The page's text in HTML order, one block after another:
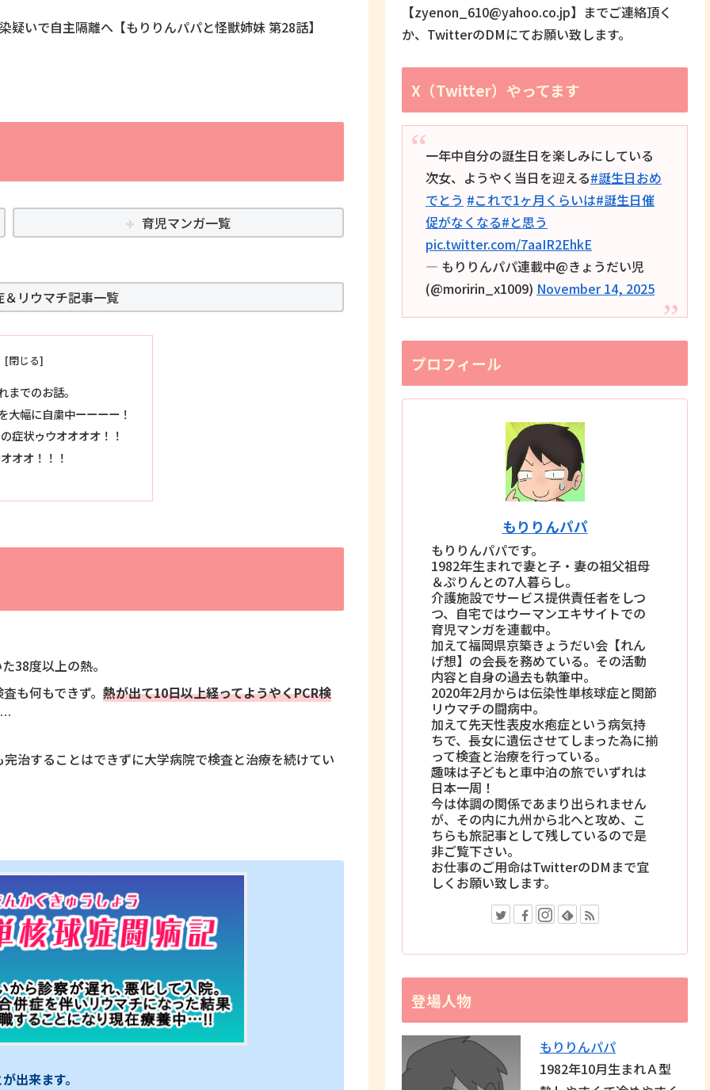
いで自主隔離へ【もりりんパパと怪獣姉妹 第28話】
育児マンガ一覧
リウマチ記事一覧
までのお話。
大幅に自粛中ーーーー！
症状ゥウオオオオ！！
オオ！！！
38度以上の熱。
も何もできず。 熱が出て10日以上経ってようやくPCR検
治することはできずに大学病院で検査と治療を続けてい
出来ます。
【zyenon_610@yahoo.co.jp】までご連絡頂く
か、TwitterのDMにてお願い致します。
X（Twitter）やってます
一年中自分の誕生日を楽しみにしている
次女、ようやく当日を迎える#誕生日おめ
でとう #これで1ヶ月くらいは#誕生日催
促がなくなる#と思う
pic.twitter.com/7aaIR2EhkE
— もりりんパパ連載中@きょうだい児
(@moririn_x1009) November 14, 2025
プロフィール
もりりんパパ
もりりんパパです。
1982年生まれで妻と子・妻の祖父祖母
＆ぷりんとの7人暮らし。
介護施設でサービス提供責任者をしつ
つ、自宅ではウーマンエキサイトでの
育児マンガを連載中。
加えて福岡県京築きょうだい会【れん
げ想】の会長を務めている。その活動
内容と自身の過去も執筆中。
2020年2月からは伝染性単核球症と関節
リウマチの闘病中。
加えて先天性表皮水疱症という病気持
ちで、長女に遺伝させてしまった為に揃
って検査と治療を行っている。
趣味は子どもと車中泊の旅でいずれは
日本一周！
今は体調の関係であまり出られません
が、その内に九州から北へと攻め、こ
ちらも旅記事として残しているので是
非ご覧下さい。
お仕事のご用命はTwitterのDMまで宜
しくお願い致します。
登場人物
もりりんパパ
1982年10月生まれＡ型